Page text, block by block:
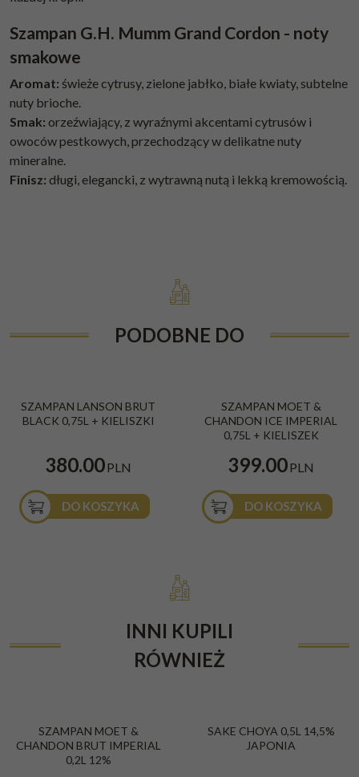
Szampan G.H. Mumm Grand Cordon - noty
smakowe
Aromat: świeże cytrusy, zielone jabłko, białe kwiaty, subtelne
nuty brioche.
Smak: orzeźwiający, z wyraźnymi akcentami cytrusów i
owoców pestkowych, przechodzący w delikatne nuty
mineralne.
Finisz: długi, elegancki, z wytrawną nutą i lekką kremowością.
PODOBNE DO
SZAMPAN LANSON BRUT
BLACK 0,75L + KIELISZKI
380.00PLN
DO KOSZYKA
SZAMPAN MOET &
CHANDON ICE IMPERIAL
0,75L + KIELISZEK
399.00PLN
DO KOSZYKA
INNI KUPILI
RÓWNIEŻ
SZAMPAN MOET &
CHANDON BRUT IMPERIAL
0,2L 12%
SAKE CHOYA 0,5L 14,5%
JAPONIA